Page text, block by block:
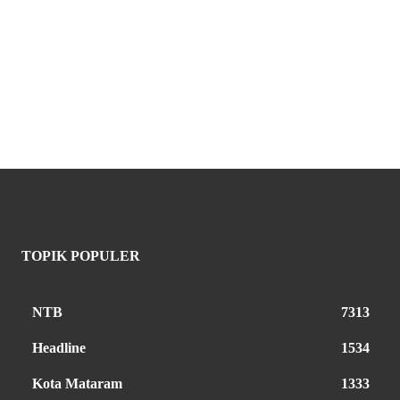
TOPIK POPULER
NTB 7313
Headline 1534
Kota Mataram 1333